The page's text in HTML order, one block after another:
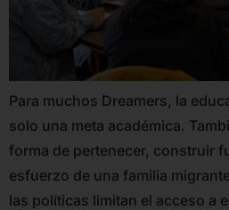
Para muchos Dreamers, la
solo una meta académica.
forma de pertenecer, construir
esfuerzo de una familia
las políticas limitan el acceso a